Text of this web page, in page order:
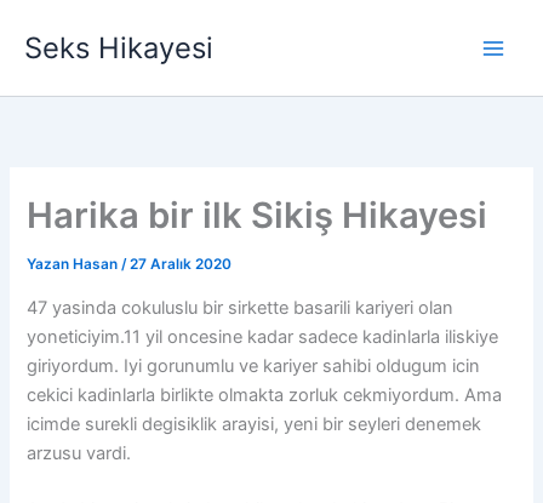
atlaSeks Hikayesi
Harika bir ilk Sikiş Hikayesi
Yazan Hasan/27 Aralık 2020
47 yasinda cokuluslu bir sirkette basarili kariyeri olan
yoneticiyim.11 yil oncesine kadar sadece kadinlarla iliskiye
giriyordum. Iyi gorunumlu ve kariyer sahibi oldugum icin
cekici kadinlarla birlikte olmakta zorluk cekmiyordum. Ama
icimde surekli degisiklik arayisi, yeni bir seyleri denemek
arzusu vardi.